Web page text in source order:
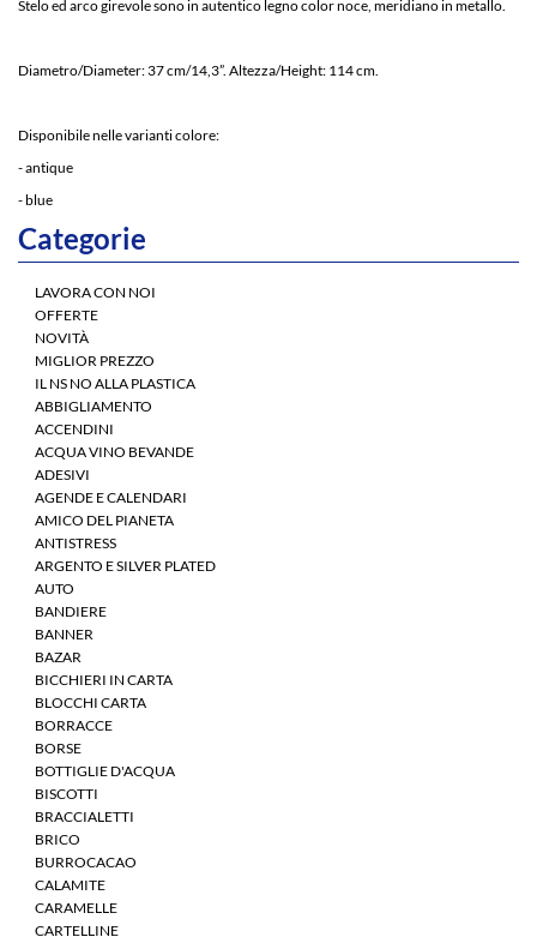
Stelo ed arco girevole sono in autentico legno color noce, meridiano in metallo.
Diametro/Diameter: 37 cm/14,3”. Altezza/Height: 114 cm.
Disponibile nelle varianti colore:
- antique
- blue
Categorie
LAVORA CON NOI
OFFERTE
NOVITÀ
MIGLIOR PREZZO
IL NS NO ALLA PLASTICA
ABBIGLIAMENTO
ACCENDINI
ACQUA VINO BEVANDE
ADESIVI
AGENDE E CALENDARI
AMICO DEL PIANETA
ANTISTRESS
ARGENTO E SILVER PLATED
AUTO
BANDIERE
BANNER
BAZAR
BICCHIERI IN CARTA
BLOCCHI CARTA
BORRACCE
BORSE
BOTTIGLIE D'ACQUA
BISCOTTI
BRACCIALETTI
BRICO
BURROCACAO
CALAMITE
CARAMELLE
CARTELLINE